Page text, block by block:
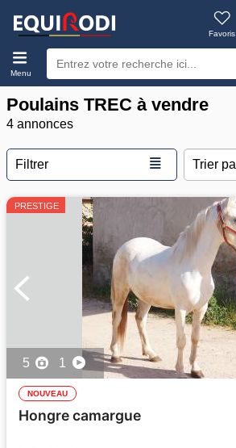
Favoris
Menu
Poulains TREC à vendre
4 annonces
Filtrer ≣
PRESTIGE
5 1
NOUVEAU
Hongre camargue